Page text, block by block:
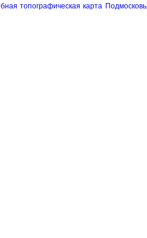
топографическая карта